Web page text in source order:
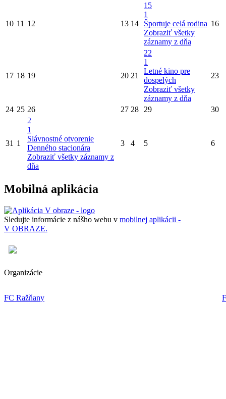
10 11 12 13 14
15
1
Športuje celá rodina
Zobraziť všetky
záznamy z dňa
16
17 18 19 20 21
22
1
Letné kino pre
dospelých
Zobraziť všetky
záznamy z dňa
23
24 25 26 27 28 29 30
31 1
2
1
Slávnostné otvorenie
Denného stacionára
Zobraziť všetky záznamy z
dňa
3 4 5 6
Mobilná aplikácia
Sledujte informácie z nášho webu v mobilnej aplikácii -
V OBRAZE.
Organizácie
FC Ražňany